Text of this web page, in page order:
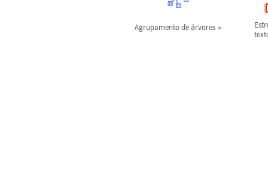
Agrupamento deárvores